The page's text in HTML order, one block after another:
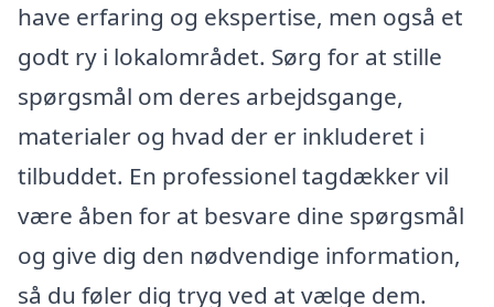
have erfaring og ekspertise, men også et
godt ry i lokalområdet. Sørg for at stille
spørgsmål om deres arbejdsgange,
materialer og hvad der er inkluderet i
tilbuddet. En professionel tagdækker vil
være åben for at besvare dine spørgsmål
og give dig den nødvendige information,
så du føler dig tryg ved at vælge dem.